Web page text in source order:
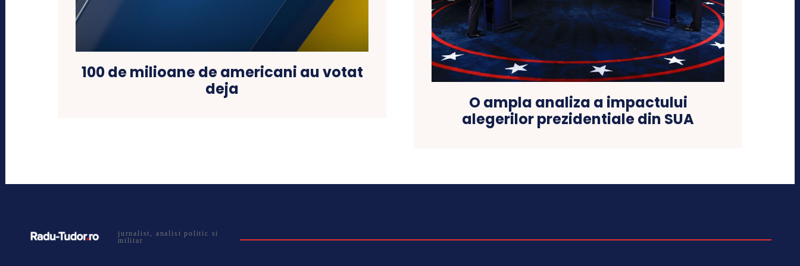
100 de milioane de americani au votat
deja
O ampla analiza a impactului
alegerilor prezidentiale din SUA
jurnalist, analist politic si
militar